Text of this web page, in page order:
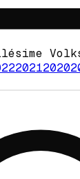
20212020